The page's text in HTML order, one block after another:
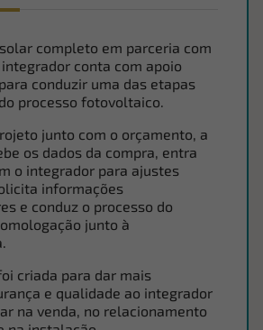
completo em parceria com
integrador conta com apoio
conduzir uma das etapas
processo fotovoltaico.
junto com o orçamento, a
os dados da compra, entra
o integrador para ajustes
informações
e conduz o processo do
junto à
criada para dar mais
e qualidade ao integrador
na venda, no relacionamento